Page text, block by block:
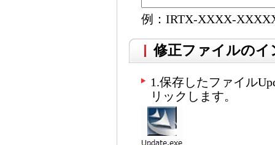
例：IRTX-XXXX-
修正ファイルのイ
1.保存したファイル
リックします。